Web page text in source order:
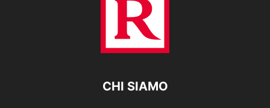
CHI SIAMO